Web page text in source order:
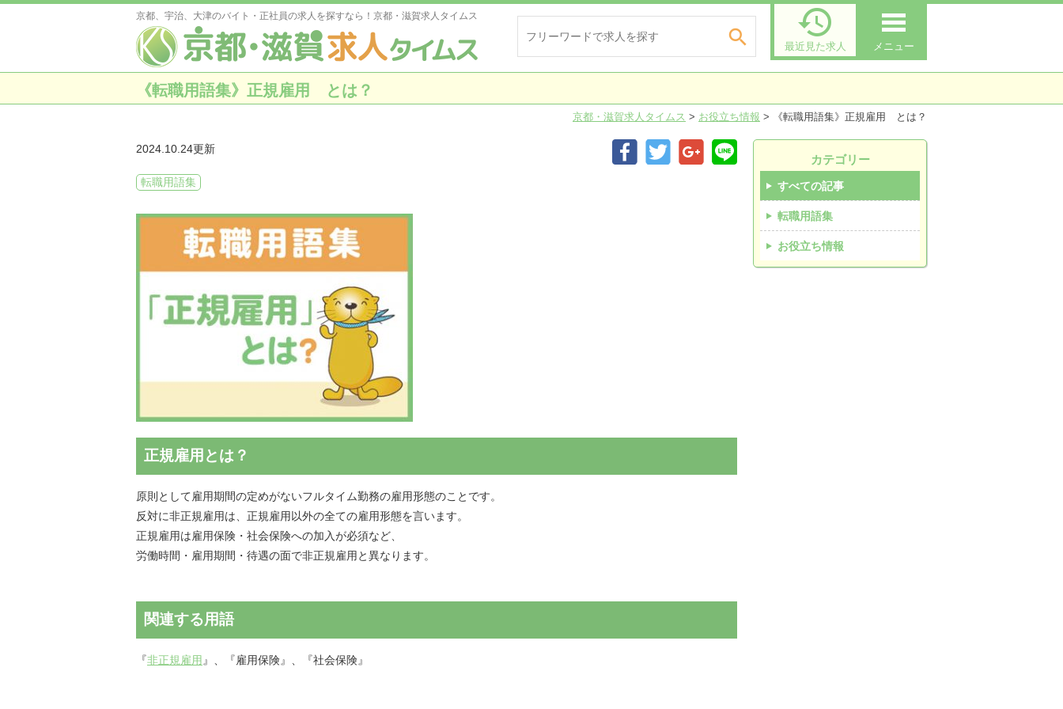
京都、宇治、大津のバイト・正社員の求人を探すなら！京都・滋賀求人タイムス
 
最近見た求人 メニュー
《転職用語集》正規雇用 とは？
京都・滋賀求人タイムス > お役立ち情報 > 《転職用語集》正規雇用 とは？
カテゴリー
すべての記事
転職用語集
お役立ち情報
2024.10.24更新
転職用語集
正規雇用とは？
原則として雇用期間の定めがないフルタイム勤務の雇用形態のことです。
反対に非正規雇用は、正規雇用以外の全ての雇用形態を言います。
正規雇用は雇用保険・社会保険への加入が必須など、
労働時間・雇用期間・待遇の面で非正規雇用と異なります。
関連する用語
『非正規雇用 』、『雇用保険』、『社会保険』